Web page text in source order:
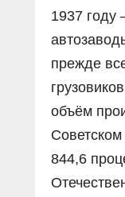
1937 году
прежде
объём
844,6